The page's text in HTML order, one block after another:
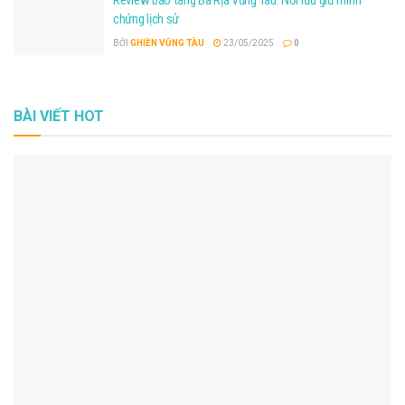
Bảo tàng Vũ khí cổ Robert Taylor:
chứng lịch sử
BỞI GHIỀN VŨNG TÀU 23/05/2025 0
BÀI VIẾT HOT